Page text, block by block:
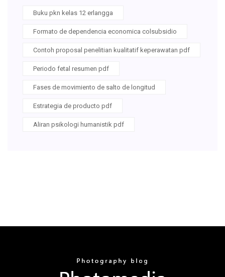
Buku pkn kelas 12 erlangga
Formato de dependencia economica colsubsidio
Contoh proposal penelitian kualitatif keperawatan pdf
Periodo fetal resumen pdf
Fases de movimiento de salto de longitud
Estrategia de producto pdf
Aliran psikologi humanistik pdf